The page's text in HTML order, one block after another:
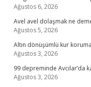
Ağustos 6, 2026
Avel avel dolaşmak ne
Ağustos 5, 2026
Altın dönüşümlü kur
Ağustos 3, 2026
99 depreminde Avcılar’da
Ağustos 3, 2026